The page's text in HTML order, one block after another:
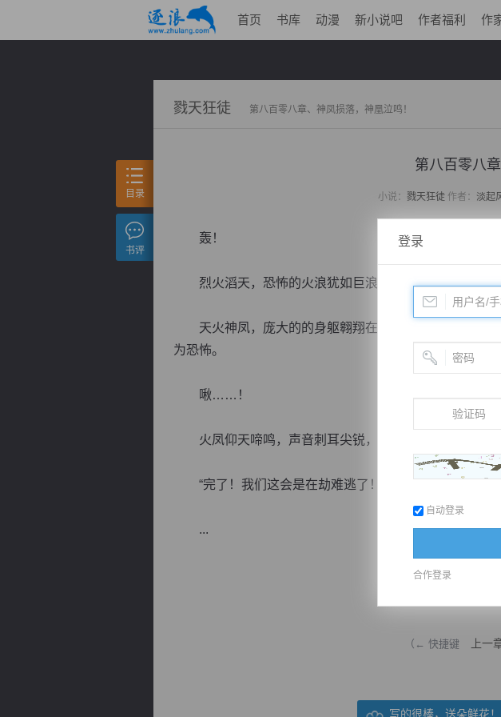
首页 书库 动漫 新小说吧 作者福利 作
戮天狂徒 第八百零八章、神凤损落，神凰泣鸣！
第八百零八
小说： 戮天狂徒作者： 淡起
轰！
烈火滔天，恐怖的火浪犹如巨浪，气势滔天。
天火神凤，庞大的的身躯翱翔在火海之上，全身烈火
为恐怖。
啾……！
火凤仰天啼鸣，声音刺耳尖锐，仿佛能够刺破万里之遥
“完了！我们这会是在劫难逃了！”
...
（← 快捷键 上一
写的很棒，送朵鲜花！
目录
书评
登录
自动登录
合作登录